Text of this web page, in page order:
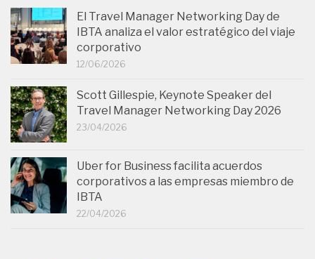
El Travel Manager Networking Day de
IBTA analiza el valor estratégico del viaje
corporativo
12/06/2026
Scott Gillespie, Keynote Speaker del
Travel Manager Networking Day 2026
23/04/2026
Uber for Business facilita acuerdos
corporativos a las empresas miembro de
IBTA
22/04/2026